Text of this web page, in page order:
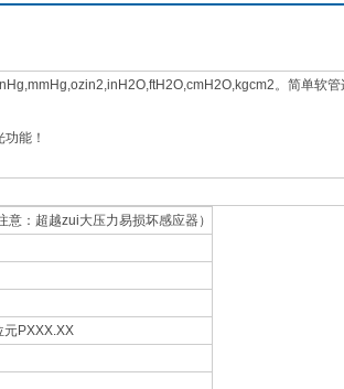
。简单软管
能！
：超越zui大压力易损坏感应器）
PXXX.XX